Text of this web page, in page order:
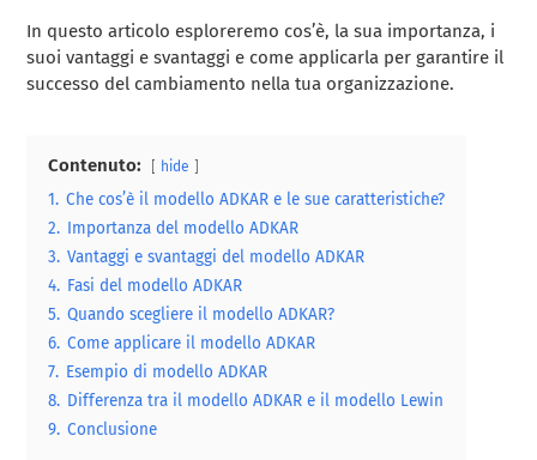
In questo articolo esploreremo cos’è, la sua importanza, i
suoi vantaggi e svantaggi e come applicarla per garantire il
successo del cambiamento nella tua organizzazione.
Contenuto: hide
1. Che cos’è il modello ADKAR e le sue caratteristiche?
2. Importanza del modello ADKAR
3. Vantaggi e svantaggi del modello ADKAR
4. Fasi del modello ADKAR
5. Quando scegliere il modello ADKAR?
6. Come applicare il modello ADKAR
7. Esempio di modello ADKAR
8. Differenza tra il modello ADKAR e il modello Lewin
9. Conclusione